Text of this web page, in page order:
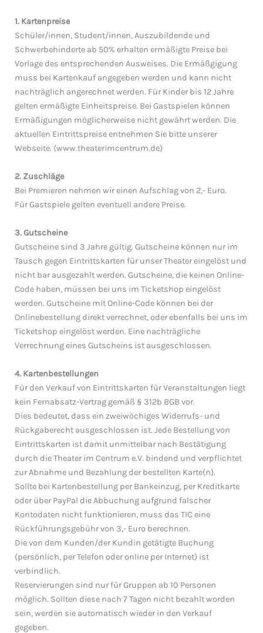
1. Kartenpreise
Schüler/innen, Student/innen, Auszubildende und
Schwerbehinderte ab 50% erhalten ermäßigte Preise bei
Vorlage des entsprechenden Ausweises. Die Ermäßgigung
muss bei Kartenkauf angegeben werden und kann nicht
nachträglich angerechnet werden. Für Kinder bis 12 Jahre
gelten ermäßigte Einheitspreise. Bei Gastspielen können
Ermäßigungen möglicherweise nicht gewährt werden. Die
aktuellen Eintrittspreise entnehmen Sie bitte unserer
Webseite. (www.theaterimcentrum.de)
2. Zuschläge
Bei Premieren nehmen wir einen Aufschlag von 2,- Euro.
Für Gastspiele gelten eventuell andere Preise.
3. Gutscheine
Gutscheine sind 3 Jahre gültig. Gutscheine können nur im
Tausch gegen Eintrittskarten für unser Theater eingelöst und
nicht bar ausgezahlt werden. Gutscheine, die keinen Online-
Code haben, müssen bei uns im Ticketshop eingelöst
werden. Gutscheine mit Online-Code können bei der
Onlinebestellung direkt verrechnet, oder ebenfalls bei uns im
Ticketshop eingelöst werden. Eine nachträgliche
Verrechnung eines Gutscheins ist ausgeschlossen.
4. Kartenbestellungen
Für den Verkauf von Eintrittskarten für Veranstaltungen liegt
kein Fernabsatz-Vertrag gemäß § 312b BGB vor.
Dies bedeutet, dass ein zweiwöchiges Widerrufs- und
Rückgaberecht ausgeschlossen ist. Jede Bestellung von
Eintrittskarten ist damit unmittelbar nach Bestätigung
durch die Theater im Centrum e.V. bindend und verpflichtet
zur Abnahme und Bezahlung der bestellten Karte(n).
Sollte bei Kartenbestellung per Bankeinzug, per Kreditkarte
oder über PayPal die Abbuchung aufgrund falscher
Kontodaten nicht funktionieren, muss das TIC eine
Rückführungsgebühr von 3,- Euro berechnen.
Die von dem Kunden/der Kundin getätigte Buchung
(persönlich, per Telefon oder online per Internet) ist
verbindlich.
Reservierungen sind nur für Gruppen ab 10 Personen
möglich. Sollten diese nach 7 Tagen nicht bezahlt worden
sein, werden sie automatisch wieder in den Verkauf
gegeben.